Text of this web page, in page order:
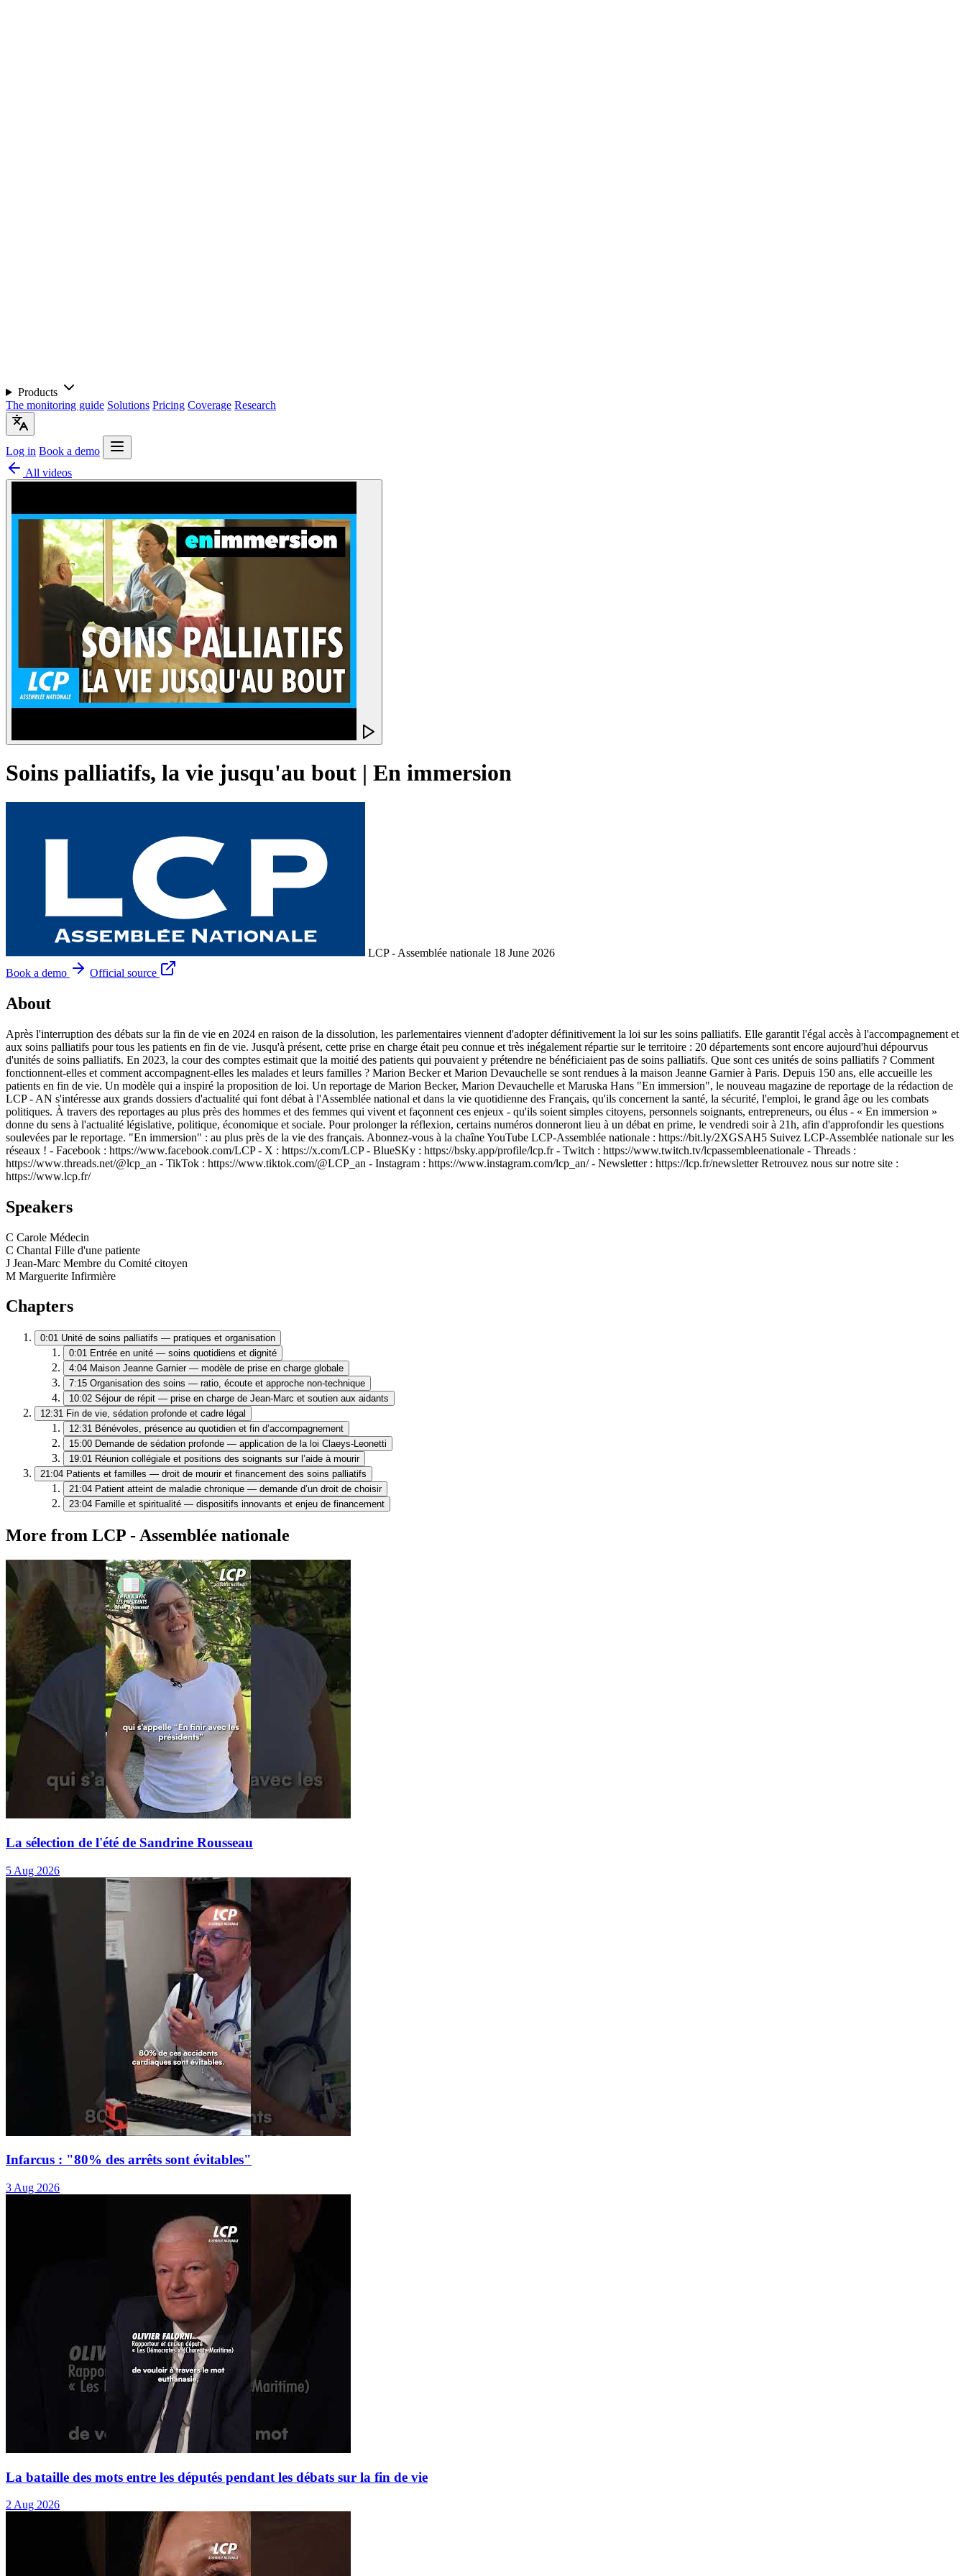
Products
The monitoring guide Solutions Pricing Coverage Research
Log in Book a demo
All videos
Soins palliatifs, la vie jusqu'au bout | En immersion
LCP - Assemblée nationale 18 June 2026
Book a demo
Official source
About
Après l'interruption des débats sur la fin de vie en 2024 en raison de la dissolution, les parlementaires viennent d'adopter définitivement la loi sur les soins palliatifs. Elle garantit l'égal accès à l'accompagnement et
aux soins palliatifs pour tous les patients en fin de vie. Jusqu'à présent, cette prise en charge était peu connue et très inégalement répartie sur le territoire : 20 départements sont encore aujourd'hui dépourvus
d'unités de soins palliatifs. En 2023, la cour des comptes estimait que la moitié des patients qui pouvaient y prétendre ne bénéficiaient pas de soins palliatifs. Que sont ces unités de soins palliatifs ? Comment
fonctionnent-elles et comment accompagnent-elles les malades et leurs familles ? Marion Becker et Marion Devauchelle se sont rendues à la maison Jeanne Garnier à Paris. Depuis 150 ans, elle accueille les
patients en fin de vie. Un modèle qui a inspiré la proposition de loi. Un reportage de Marion Becker, Marion Devauchelle et Maruska Hans "En immersion", le nouveau magazine de reportage de la rédaction de
LCP - AN s'intéresse aux grands dossiers d'actualité qui font débat à l'Assemblée national et dans la vie quotidienne des Français, qu'ils concernent la santé, la sécurité, l'emploi, le grand âge ou les combats
politiques. À travers des reportages au plus près des hommes et des femmes qui vivent et façonnent ces enjeux - qu'ils soient simples citoyens, personnels soignants, entrepreneurs, ou élus - « En immersion »
donne du sens à l'actualité législative, politique, économique et sociale. Pour prolonger la réflexion, certains numéros donneront lieu à un débat en prime, le vendredi soir à 21h, afin d'approfondir les questions
soulevées par le reportage. "En immersion" : au plus près de la vie des français. Abonnez-vous à la chaîne YouTube LCP-Assemblée nationale : https://bit.ly/2XGSAH5 Suivez LCP-Assemblée nationale sur les
réseaux ! - Facebook : https://www.facebook.com/LCP - X : https://x.com/LCP - BlueSKy : https://bsky.app/profile/lcp.fr - Twitch : https://www.twitch.tv/lcpassembleenationale - Threads :
https://www.threads.net/@lcp_an - TikTok : https://www.tiktok.com/@LCP_an - Instagram : https://www.instagram.com/lcp_an/ - Newsletter : https://lcp.fr/newsletter Retrouvez nous sur notre site :
https://www.lcp.fr/
Speakers
C Carole Médecin
C Chantal Fille d'une patiente
J Jean-Marc Membre du Comité citoyen
M Marguerite Infirmière
Chapters
0:01 Unité de soins palliatifs — pratiques et organisation
0:01 Entrée en unité — soins quotidiens et dignité
4:04 Maison Jeanne Garnier — modèle de prise en charge globale
7:15 Organisation des soins — ratio, écoute et approche non-technique
10:02 Séjour de répit — prise en charge de Jean-Marc et soutien aux aidants
12:31 Fin de vie, sédation profonde et cadre légal
12:31 Bénévoles, présence au quotidien et fin d’accompagnement
15:00 Demande de sédation profonde — application de la loi Claeys-Leonetti
19:01 Réunion collégiale et positions des soignants sur l’aide à mourir
21:04 Patients et familles — droit de mourir et financement des soins palliatifs
21:04 Patient atteint de maladie chronique — demande d’un droit de choisir
23:04 Famille et spiritualité — dispositifs innovants et enjeu de financement
More from LCP - Assemblée nationale
La sélection de l'été de Sandrine Rousseau
5 Aug 2026
Infarcus : "80% des arrêts sont évitables"
3 Aug 2026
La bataille des mots entre les députés pendant les débats sur la fin de vie
2 Aug 2026